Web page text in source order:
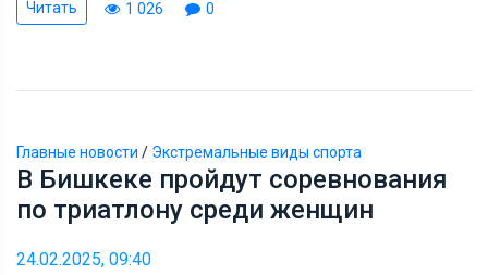
Читать 1 026 0
Главные новости / Экстремальные виды спорта
В Бишкеке пройдут соревнования
по триатлону среди женщин
24.02.2025, 09:40